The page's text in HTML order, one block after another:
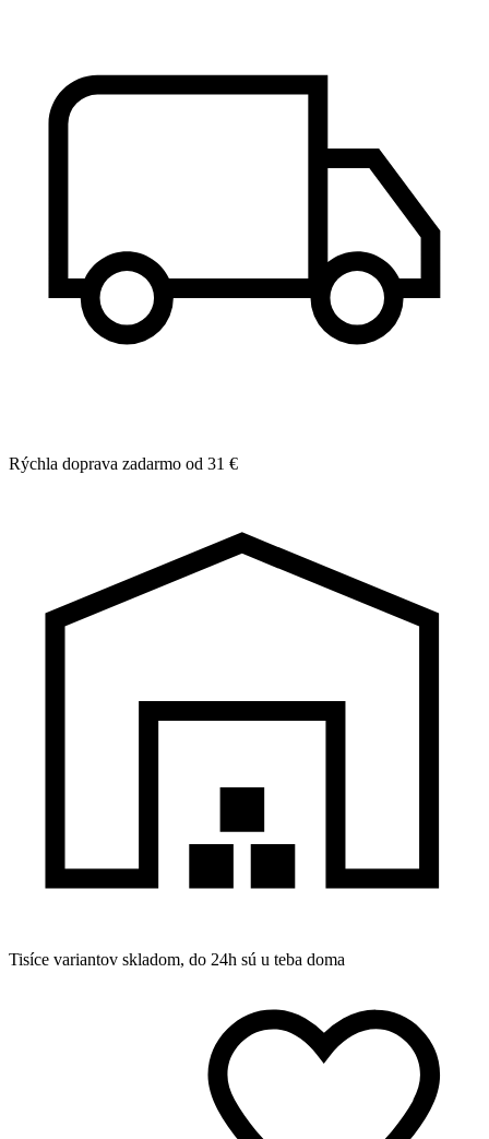
Rýchla doprava zadarmo od 31 €
Tisíce variantov skladom, do 24h sú u teba doma